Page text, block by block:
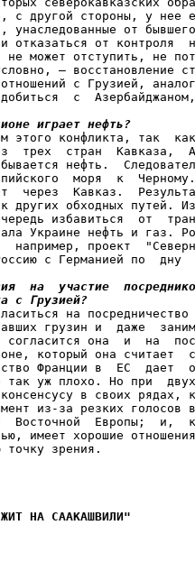
с другой стороны, у нее
унаследованные от
отказаться от контроля
не может отступить, не
– восстановление
с Грузией,
с
играет нефть?
этого конфликта, так
трех  стран  Кавказа,
нефть.
моря  к
через  Кавказ.
других обходных путей.
избавиться  от
Украине нефть и газ.
например, проект
с Германией по  дну
на  участие
с Грузией?
на посредничество
грузин и  даже
она  и  на
который она считает
Франции в  ЕС  дает
так уж плохо. Но при
в своих рядах,
из-за резких голосов
Восточной  Европы;  и,
имеет хорошие
точку зрения.
НА СААКАШВИЛИ"